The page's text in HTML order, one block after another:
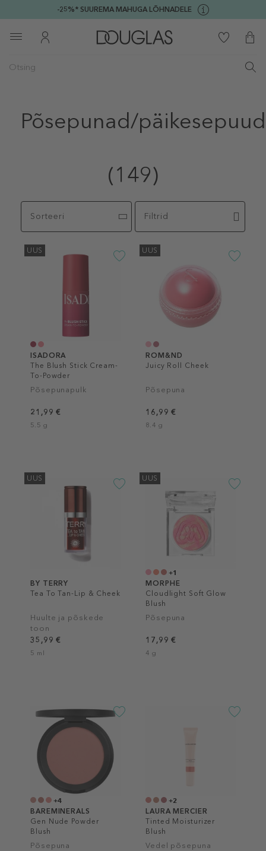
-25%* SUUREMA MAHUGA LÕHNADELE
Põsepunad/
(149)
Sorteeri Filtrid
UUS
ISADORA
The Blush Stick Cream-
To-Powder
Põsepunapulk
21,99 €
5.5 g
UUS
ROM&ND
Juicy Roll Cheek
Põsepuna
16,99 €
8.4 g
UUS
BY TERRY
Tea To Tan-Lip & Cheek
Huulte ja põskede
toon
35,99 €
5 ml
UUS
+1
MORPHE
Cloudlight Soft Glow
Blush
Põsepuna
17,99 €
4 g
+4
BAREMINERALS
Gen Nude Powder
Blush
Põsepuna
+2
LAURA MERCIER
Tinted Moisturizer
Blush
Vedel põsepuna